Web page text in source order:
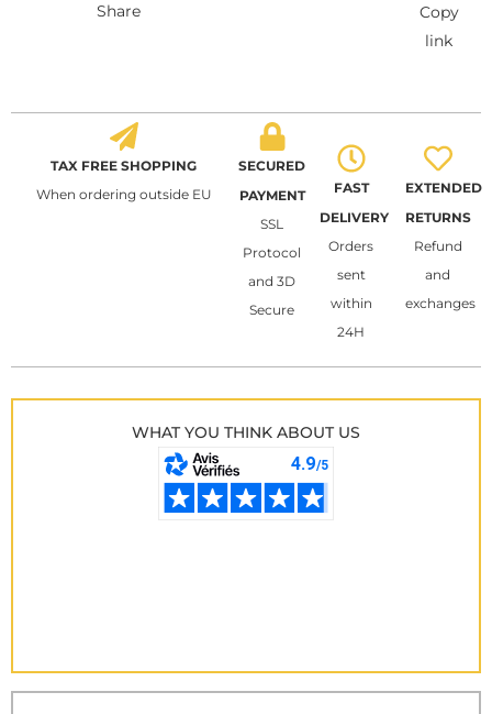
Share
Copy
link
TAX FREE SHOPPING
When ordering outside EU
SECURED
PAYMENT
SSL
Protocol
and 3D
Secure
FAST
DELIVERY
Orders
sent
within
24H
EXTENDED
RETURNS
Refund
and
exchanges
WHAT YOU THINK ABOUT US